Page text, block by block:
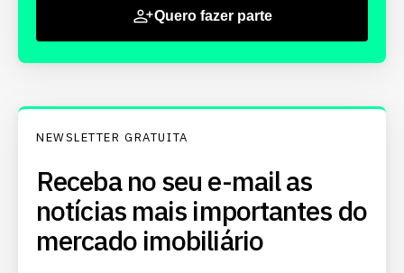
Quero fazer parte
NEWSLETTER GRATUITA
Receba no seu e-mail as
notícias mais importantes do
mercado imobiliário